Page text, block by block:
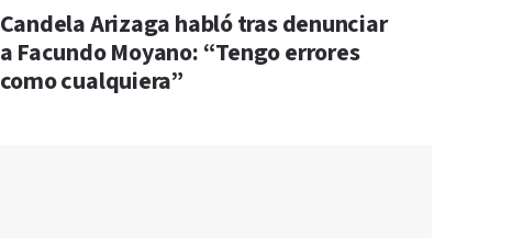
Candela Arizaga habló tras denunciar
a Facundo Moyano: “Tengo errores
como cualquiera”